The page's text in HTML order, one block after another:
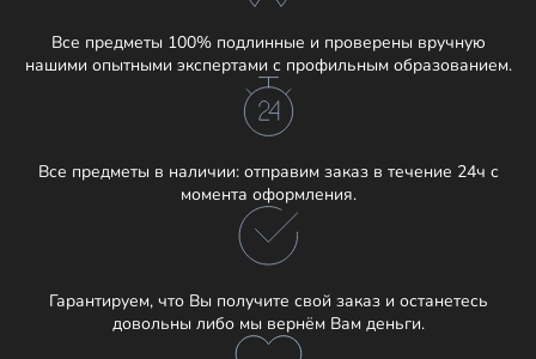
Все предметы 100% подлинные и проверены вручную
нашими опытными экспертами с профильным образованием.
Все предметы в наличии: отправим заказ в течение 24ч с
момента оформления.
Гарантируем, что Вы получите свой заказ и останетесь
довольны либо мы вернём Вам деньги.